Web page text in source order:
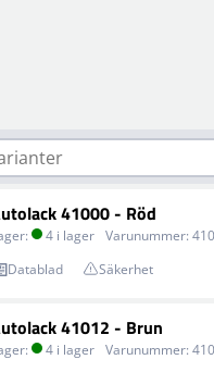
41000 - Röd
4 i lager Varunummer:
Datablad
Säkerhet
41012 - Brun
4 i lager Varunummer: